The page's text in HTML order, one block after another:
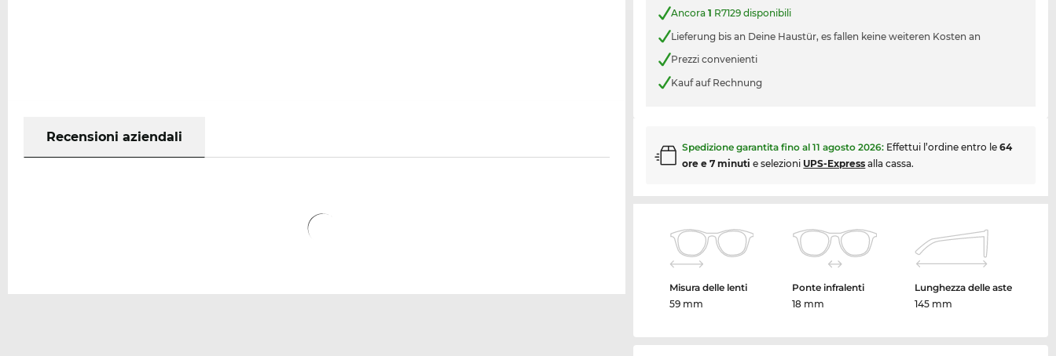
Recensioni aziendali
Ancora1 R7129 disponibili
Lieferung bis an Deine Haustür, es fallen keine weiteren Kosten an
Prezzi convenienti
Kauf auf Rechnung
Spedizione garantita fino al11 agosto 2026: Effettui l’ordine entro le64
ore e 7 minuti e selezioni UPS-Express alla cassa.
Misura delle lenti
59 mm
Ponte infralenti
18 mm
Lunghezza delle aste
145 mm